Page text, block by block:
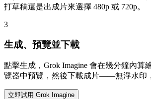
打草稿還是出成片來選擇 480p 或 720p。
3
生成、預覽並下載
點擊生成，Grok Imagine 會在幾分鐘內算
覽器中預覽，然後下載成片——無浮水印
立即試用 Grok Imagine